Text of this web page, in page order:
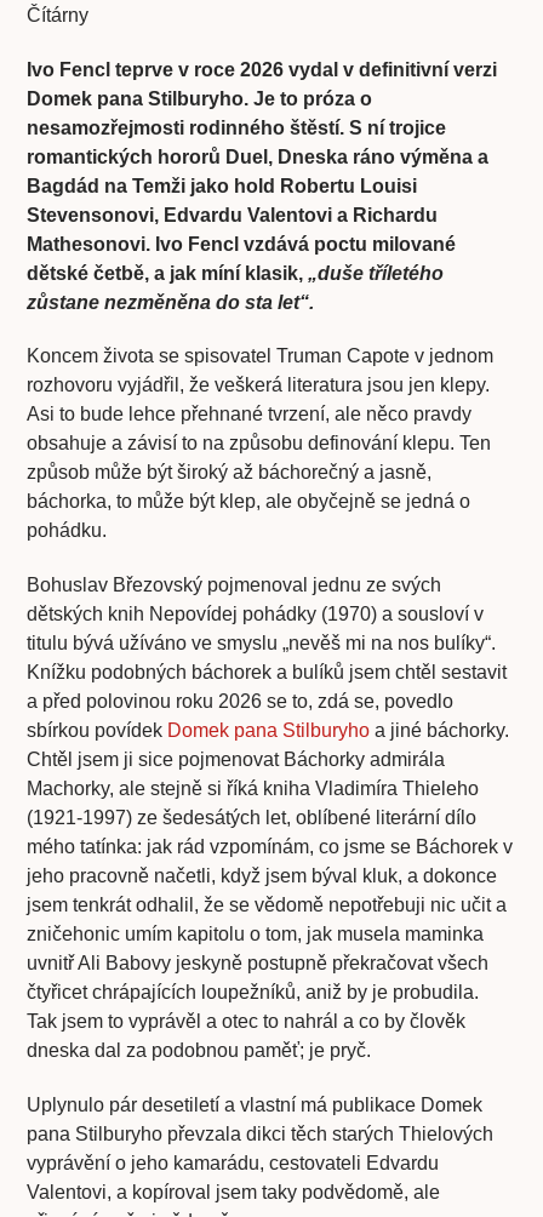
Ivo Fencl teprve v roce 2026 vydal v definitivní verzi
Domek pana Stilburyho. Je to próza o
nesamozřejmosti rodinného štěstí. S ní trojice
romantických hororů Duel, Dneska ráno výměna a
Bagdád na Temži jako hold Robertu Louisi
Stevensonovi, Edvardu Valentovi a Richardu
Mathesonovi. Ivo Fencl vzdává poctu milované
dětské četbě, a jak míní klasik,„duše tříletého
zůstane nezměněna do sta let“.
Koncem života se spisovatel Truman Capote v jednom
rozhovoru vyjádřil, že veškerá literatura jsou jen klepy.
Asi to bude lehce přehnané tvrzení, ale něco pravdy
obsahuje a závisí to na způsobu definování klepu. Ten
způsob může být široký až báchorečný a jasně,
báchorka, to může být klep, ale obyčejně se jedná o
pohádku.
Bohuslav Březovský pojmenoval jednu ze svých
dětských knih Nepovídej pohádky (1970) a sousloví v
titulu bývá užíváno ve smyslu „nevěš mi na nos bulíky“.
Knížku podobných báchorek a bulíků jsem chtěl sestavit
a před polovinou roku 2026 se to, zdá se, povedlo
sbírkou povídek Domek pana Stilburyho a jiné báchorky.
Chtěl jsem ji sice pojmenovat Báchorky admirála
Machorky, ale stejně si říká kniha Vladimíra Thieleho
(1921-1997) ze šedesátých let, oblíbené literární dílo
mého tatínka: jak rád vzpomínám, co jsme se Báchorek v
jeho pracovně načetli, když jsem býval kluk, a dokonce
jsem tenkrát odhalil, že se vědomě nepotřebuji nic učit a
zničehonic umím kapitolu o tom, jak musela maminka
uvnitř Ali Babovy jeskyně postupně překračovat všech
čtyřicet chrápajících loupežníků, aniž by je probudila.
Tak jsem to vyprávěl a otec to nahrál a co by člověk
dneska dal za podobnou paměť; je pryč.
Uplynulo pár desetiletí a vlastní má publikace Domek
pana Stilburyho převzala dikci těch starých Thielových
vyprávění o jeho kamarádu, cestovateli Edvardu
Valentovi, a kopíroval jsem taky podvědomě, ale